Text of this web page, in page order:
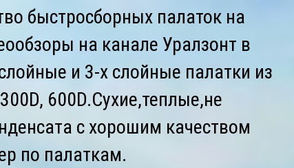
быстросборных палаток на
на канале Уралзонт в
и 3-х слойные палатки из
600D.Сухие,теплые,не
с хорошим качеством
по палаткам.